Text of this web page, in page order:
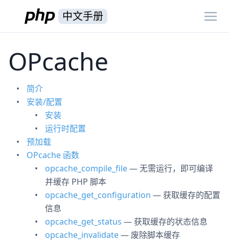
中文手册
OPcache
简介
安装/配置
安装
运行时配置
预加载
OPcache 函数
opcache_compile_file— 无需运行，即可编译
并缓存 PHP 脚本
opcache_get_configuration — 获取缓存的配置
信息
opcache_get_status — 获取缓存的状态信息
opcache_invalidate— 废除脚本缓存